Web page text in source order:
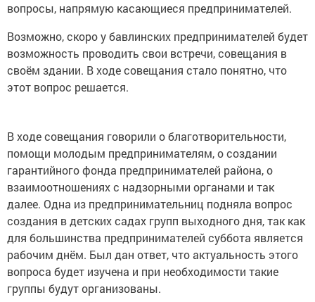
вопросы, напрямую касающиеся предпринимателей.
Возможно, скоро у бавлинских предпринимателей будет
возможность проводить свои встречи, совещания в
своём здании. В ходе совещания стало понятно, что
этот вопрос решается.
В ходе совещания говорили о благотворительности,
помощи молодым предпринимателям, о создании
гарантийного фонда предпринимателей района, о
взаимоотношениях с надзорными органами и так
далее. Одна из предпринимательниц подняла вопрос
создания в детских садах групп выходного дня, так как
для большинства предпринимателей суббота является
рабочим днём. Был дан ответ, что актуальность этого
вопроса будет изучена и при необходимости такие
группы будут организованы.